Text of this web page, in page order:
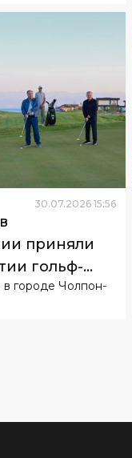
30 2026 15
гольф-
городе Чолпон-